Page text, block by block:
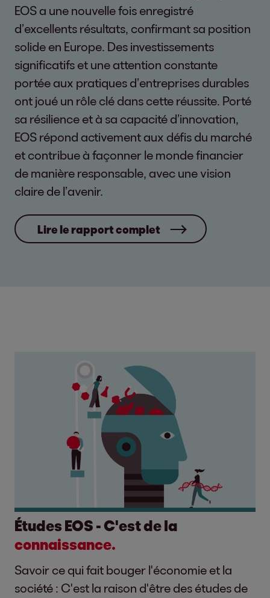
EOS a une nouvelle fois enregistré
d’excellents résultats, confirmant sa position
solide en Europe. Des investissements
significatifs et une attention constante
portée aux pratiques d’entreprises durables
ont joué un rôle clé dans cette réussite. Porté
sa résilience et à sa capacité d’innovation,
EOS répond activement aux défis du marché
et contribue à façonner le monde financier
de manière responsable, avec une vision
claire de l’avenir.
Lire le rapport complet
Études EOS - C'est de la
connaissance.
Savoir ce qui fait bouger l'économie et la
société : C'est la raison d'être des études de